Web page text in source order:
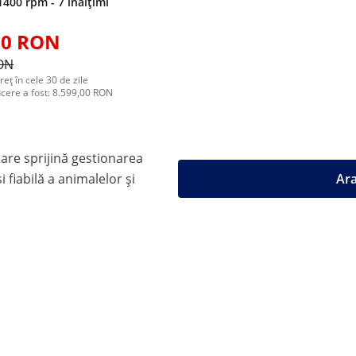
RON
în cele 30 de zile
a fost: 8.599,00 RON
sprijină gestionarea
fiabilă a animalelor și